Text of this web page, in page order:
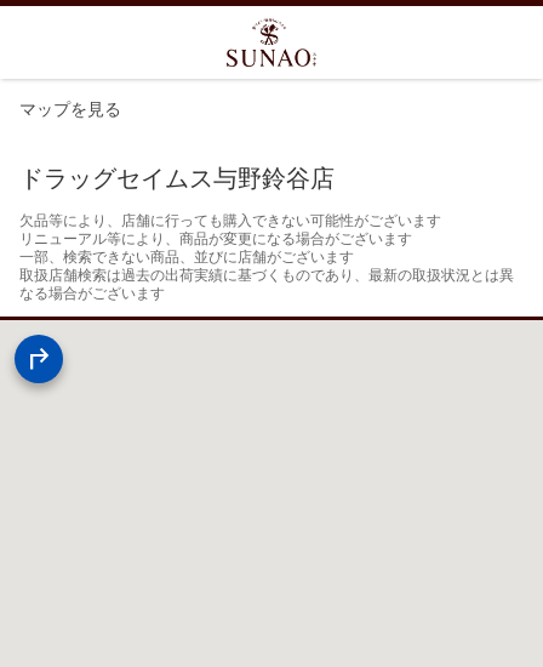
マップを見る
ドラッグセイムス与野鈴谷店
欠品等により、店舗に行っても購入できない可能性がございます
リニューアル等により、商品が変更になる場合がございます
一部、検索できない商品、並びに店舗がございます
取扱店舗検索は過去の出荷実績に基づくものであり、最新の取扱状況とは異
なる場合がございます